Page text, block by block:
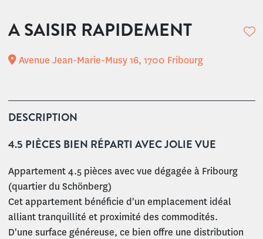
A SAISIR RAPIDEMENT
Avenue Jean-Marie-Musy 16, 1700 Fribourg
DESCRIPTION
4.5 PIÈCES BIEN RÉPARTI AVEC JOLIE VUE
Appartement 4.5 pièces avec vue dégagée à Fribourg
(quartier du Schönberg)
Cet appartement bénéficie d'un emplacement idéal
alliant tranquillité et proximité des commodités.
D'une surface généreuse, ce bien offre une distribution